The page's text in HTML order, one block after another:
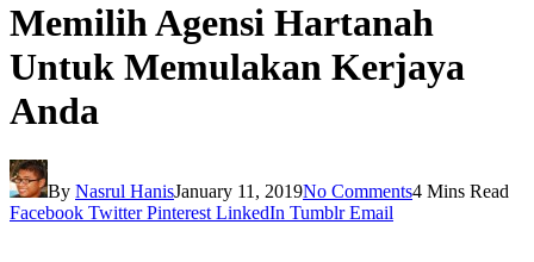
Memilih Agensi Hartanah
Untuk Memulakan Kerjaya
Anda
By Nasrul HanisJanuary 11, 2019No Comments4 Mins Read
Facebook Twitter Pinterest LinkedIn Tumblr Email